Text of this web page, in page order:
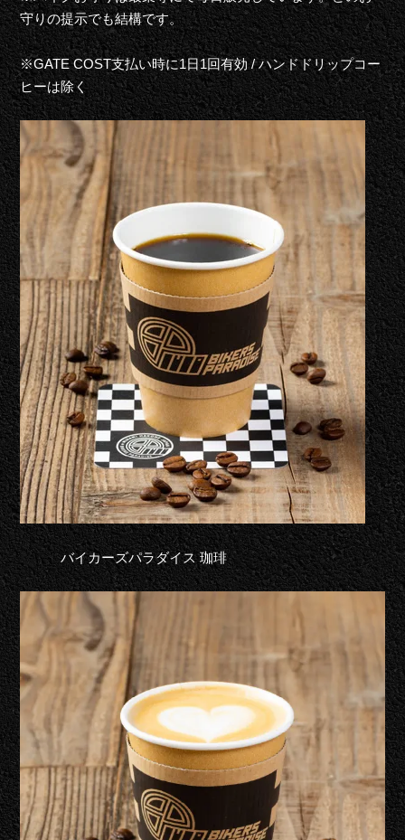
守りの提示でも結構です。
※GATE COST支払い時に1日1回有効 / ハンドドリップコー
ヒーは除く
バイカーズパラダイス 珈琲